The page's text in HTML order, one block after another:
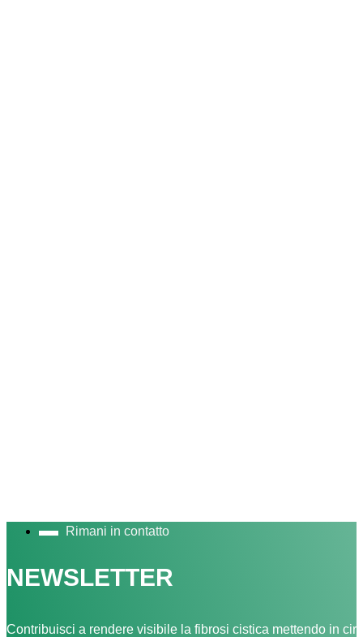
Rimani in contatto
NEWSLETTER
Contribuisci a rendere visibile la fibrosi cistica mettendo in